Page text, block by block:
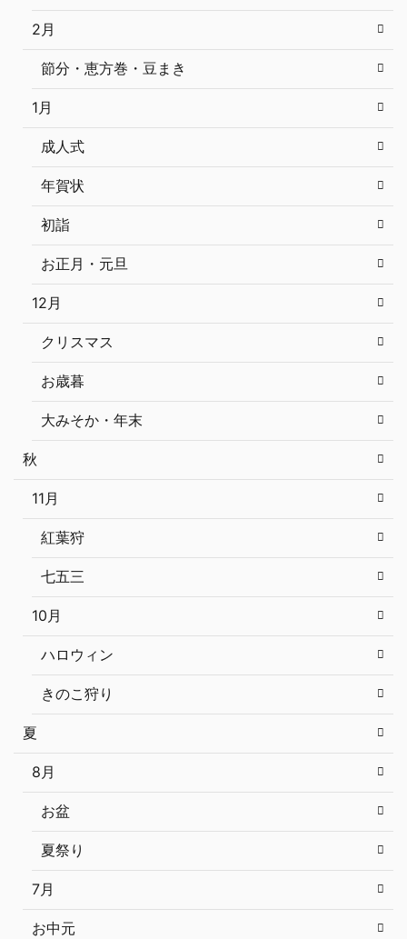
2月
節分・恵方巻・豆まき
1月
成人式
年賀状
初詣
お正月・元旦
12月
クリスマス
お歳暮
大みそか・年末
秋
11月
紅葉狩
七五三
10月
ハロウィン
きのこ狩り
夏
8月
お盆
夏祭り
7月
お中元